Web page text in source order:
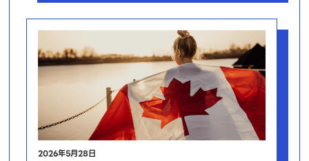
2026年5月28日